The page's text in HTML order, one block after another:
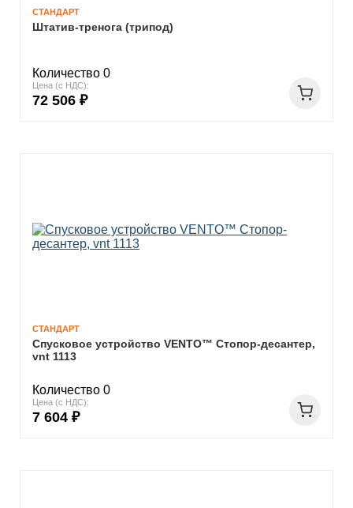
СТАНДАРТ
Штатив-тренога (трипод)
Количество 0
Цена (с НДС):
72 506 ₽
СТАНДАРТ
Спусковое устройство VENTO™ Стопор-десантер,
vnt 1113
Количество 0
Цена (с НДС):
7 604 ₽